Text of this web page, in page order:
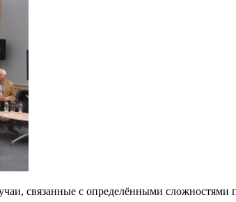
связанные с определёнными сложностями